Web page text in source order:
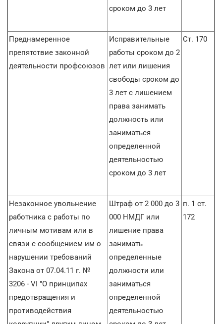
сроком до 3 лет
Преднамеренное
препятствие законной
деятельности профсоюзов
Исправительные
работы сроком до 2
лет или лишения
свободы сроком до
3 лет с лишением
права занимать
должность или
заниматься
определенной
деятельностью
сроком до 3 лет
Ст. 170
Незаконное увольнение
работника с работы по
личным мотивам или в
связи с сообщением им о
нарушении требований
Закона от 07.04.11 г. №
3206 - VI "О принципах
предотвращения и
противодействия
Штраф от 2 000 до 3
000 НМДГ или
лишение права
занимать
определенные
должности или
заниматься
определенной
деятельностью
п. 1 ст.
172